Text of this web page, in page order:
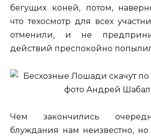
бегущих коней, потом,
что техосмотр для всех
отменили, и не
действий преспокойно
Чем закончились
блуждания нам неизвестно,